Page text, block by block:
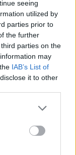
seeing
utilized by
parties prior to
the further
parties on the
may
IAB’s List of
it to other